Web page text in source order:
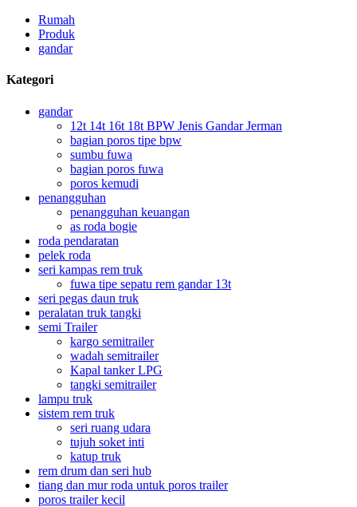
Rumah
Produk
gandar
Kategori
gandar
12t 14t 16t 18t BPW Jenis Gandar Jerman
bagian poros tipe bpw
sumbu fuwa
bagian poros fuwa
poros kemudi
penangguhan
penangguhan keuangan
as roda bogie
roda pendaratan
pelek roda
seri kampas rem truk
fuwa tipe sepatu rem gandar 13t
seri pegas daun truk
peralatan truk tangki
semi Trailer
kargo semitrailer
wadah semitrailer
Kapal tanker LPG
tangki semitrailer
lampu truk
sistem rem truk
seri ruang udara
tujuh soket inti
katup truk
rem drum dan seri hub
tiang dan mur roda untuk poros trailer
poros trailer kecil